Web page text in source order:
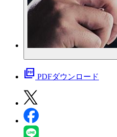
picture_as_pdf PDFダウンロード